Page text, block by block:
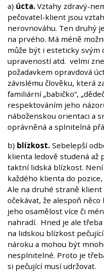
a) úcta. Vztahy zdravý-
pečovatel-klient jsou
nerovnováhu. Ten druhý
na prvého. Má méně
může být i esteticky svým
upraveností atd. velmi
požadavkem opravdová
závislému člověku, která
familiární „babičko“,
respektováním jeho
náboženskou orientaci a
oprávněná a splnitelná
b) blízkost. Sebelepší
klienta ledově studená až
taktní lidská blízkost.
každého klienta do
Ale na druhé straně
očekávat, že alespoň
jeho osamělost více či
nahradí. Hned je ale
na lidskou blízkost
nároku a mohou být
nesplnitelné. Proto je
si pečující musí udržovat.